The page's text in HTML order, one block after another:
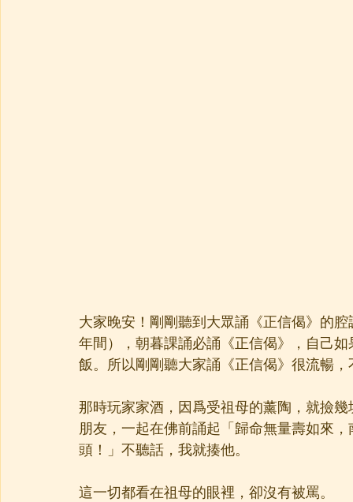
大家晚安！剛剛聽到大眾誦《正信偈》的
年間），朝暮課誦必誦《正信偈》，自己
飯。所以剛剛聽大家誦《正信偈》很流暢
那時玩家家酒，因爲受祖母的薰陶，就撿
朋友，一起在佛前誦起「歸命無量壽如來
頭！」不聽話，我就揍他。
這一切都看在祖母的眼裡，卻沒有被罵。